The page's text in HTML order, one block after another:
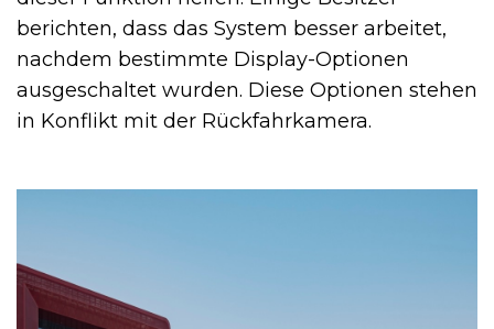
berichten, dass das System besser arbeitet,
nachdem bestimmte Display-Optionen
ausgeschaltet wurden. Diese Optionen stehen
in Konflikt mit der Rückfahrkamera.